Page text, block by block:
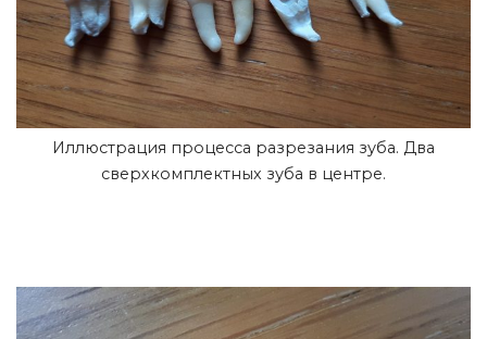
Иллюстрация процесса разрезания зуба. Два
сверхкомплектных зуба в центре.